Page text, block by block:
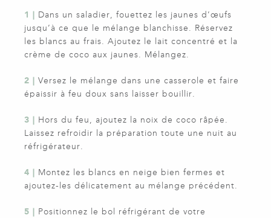
1 | Dans un saladier, fouettez les jaunes d’œufs
jusqu’à ce que le mélange blanchisse. Réservez
les blancs au frais. Ajoutez le lait concentré et la
crème de coco aux jaunes. Mélangez.
2 | Versez le mélange dans une casserole et faire
épaissir à feu doux sans laisser bouillir.
3 | Hors du feu, ajoutez la noix de coco râpée.
Laissez refroidir la préparation toute une nuit au
réfrigérateur.
4 | Montez les blancs en neige bien fermes et
ajoutez-les délicatement au mélange précédent.
5 | Positionnez le bol réfrigérant de votre